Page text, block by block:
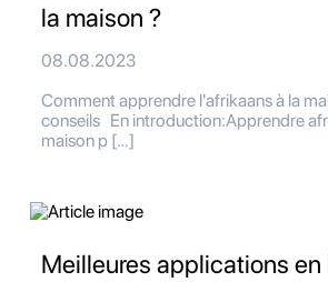
la maison ?
08.08.2023
Comment apprendre l'afrikaans à la
conseils En introduction:Apprendre
maison p […]
Meilleures applications